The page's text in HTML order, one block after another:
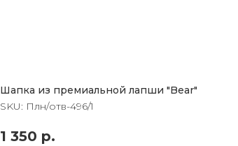
Шапка из премиальной лапши "Bear"
SKU: Плн/отв-496/1
1 350 р.